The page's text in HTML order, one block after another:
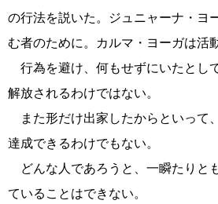
の行法を説いた。ジュニャーナ・ヨ
む者のために。カルマ・ヨーガは活
行為を避け、何もせずにいたとし
解放されるわけではない。
また形だけ出家したからといって
達成できるわけでもない。
どんな人であろうと、一瞬たりと
ていることはできない。